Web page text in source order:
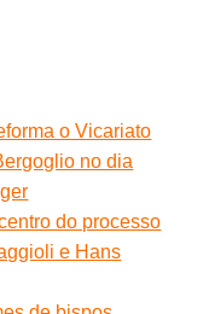
o Vicariato
no dia
do processo
e Hans